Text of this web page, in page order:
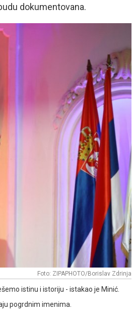
dokumentovana.
Foto: ZIPAPHOTO/Borislav Zdrinja
istinu i istoriju - istakao je Minić.
pogrdnim imenima.